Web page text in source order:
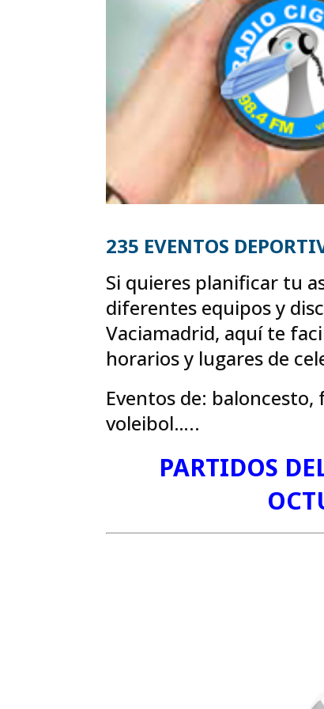
235 EVENTOS
Si quieres planificar tu
diferentes equipos y
Vaciamadrid, aquí te
horarios y lugares de
Eventos de:
voleibol…..
PARTIDOS